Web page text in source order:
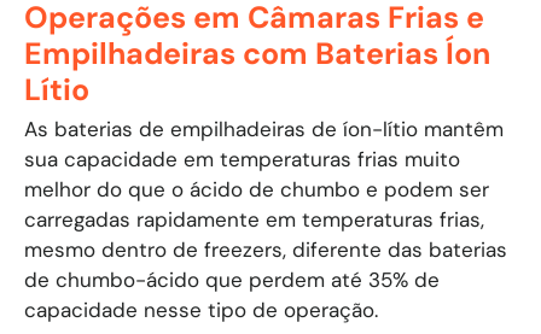
Operações em Câmaras Frias e
Empilhadeiras com Baterias Íon
Lítio
As baterias de empilhadeiras de íon-lítio mantêm
sua capacidade em temperaturas frias muito
melhor do que o ácido de chumbo e podem ser
carregadas rapidamente em temperaturas frias,
mesmo dentro de freezers, diferente das baterias
de chumbo-ácido que perdem até 35% de
capacidade nesse tipo de operação.